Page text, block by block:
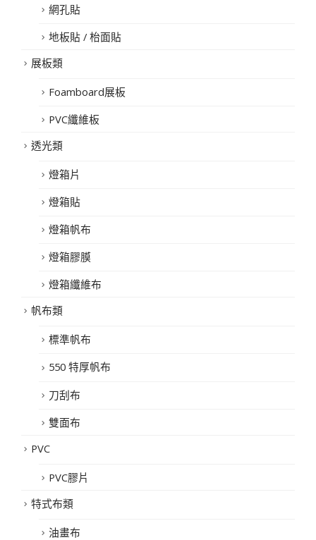
網孔貼
地板貼 / 枱面貼
展板類
Foamboard展板
PVC纖維板
透光類
燈箱片
燈箱貼
燈箱帆布
燈箱膠膜
燈箱纖維布
帆布類
標準帆布
550 特厚帆布
刀刮布
雙面布
PVC
PVC膠片
特式布類
油畫布